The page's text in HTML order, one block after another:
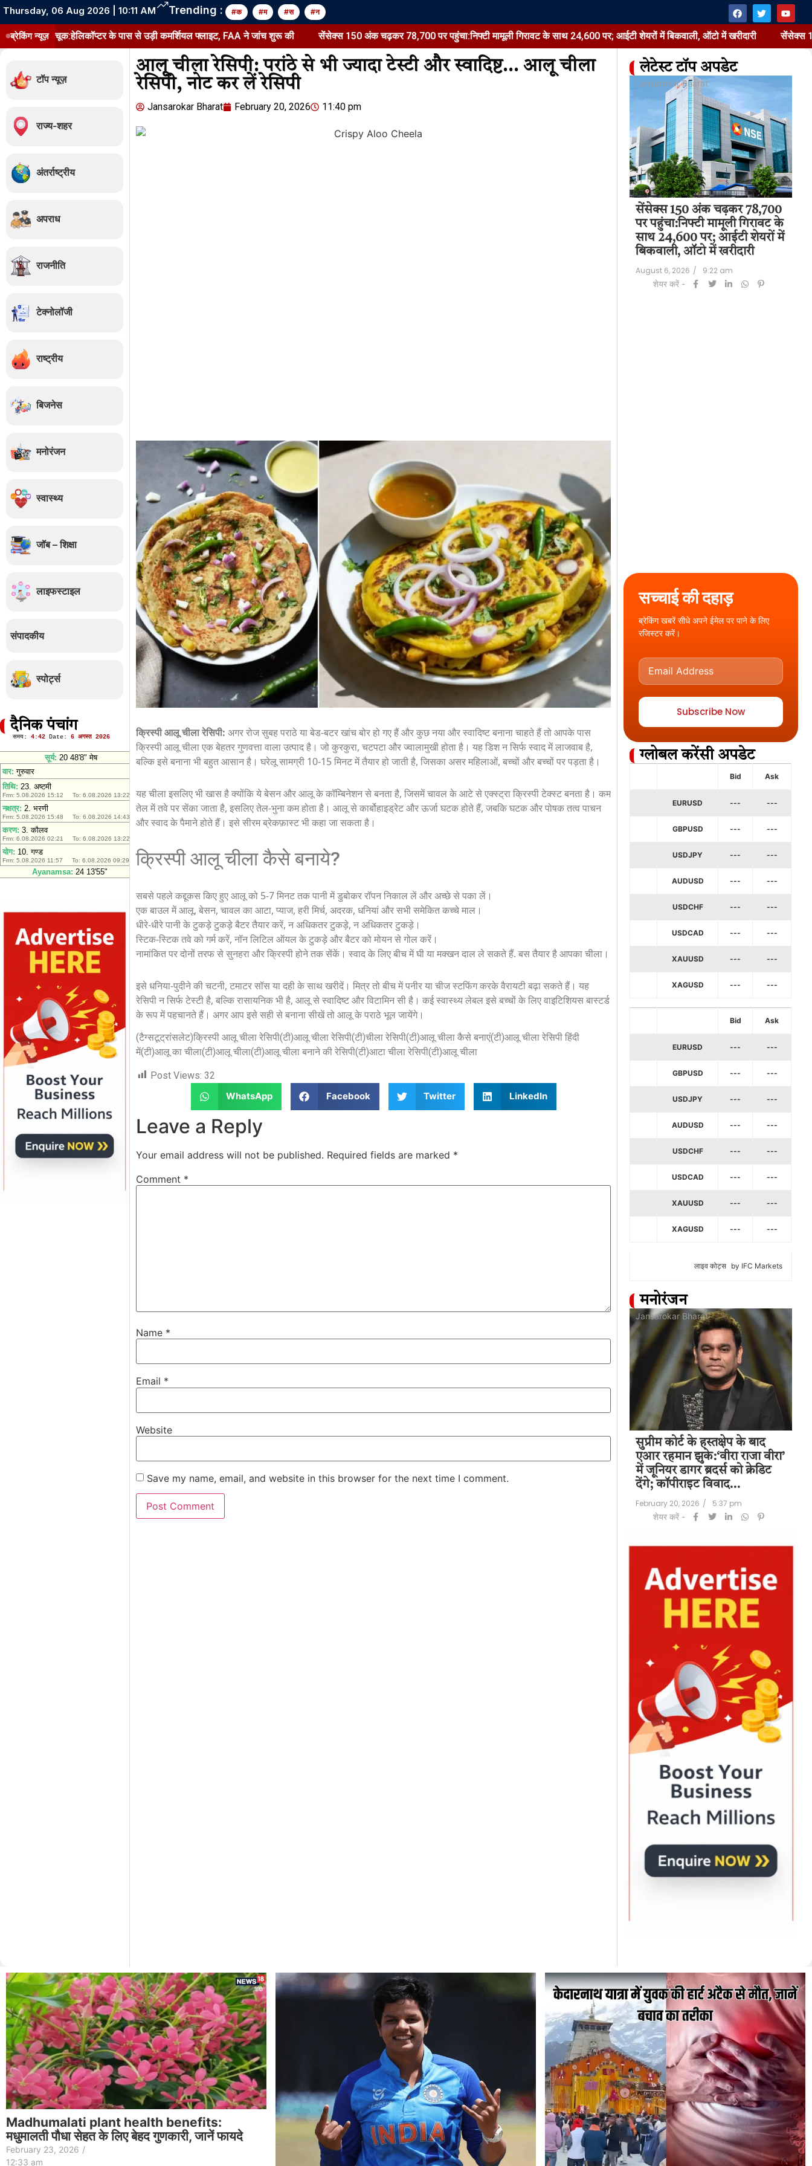
Thursday, 06 Aug 2026 | 10:11 AM Trending : #क #म #स #न
ब्रेकिंग न्यूज़
में चूक:हेलिकॉप्टर के पास से उड़ी कमर्शियल फ्लाइट, FAA ने जांच शुरू की सेंसेक्स 150 अंक चढ़कर 78,700 पर पहुंचा:निफ्टी मामूली गिरावट के साथ 24,600 पर; आईटी शेयरों में बिकवाली, ऑटो में खरीदारी सेंसेक्स 150 अंक चढ़कर
टॉप न्यूज़
राज्य-शहर
अंतर्राष्ट्रीय
अपराध
राजनीति
टेक्नोलॉजी
राष्ट्रीय
बिजनेस
मनोरंजन
स्वास्थ्य
जॉब – शिक्षा
लाइफस्टाइल
संपादकीय
स्पोर्ट्स
दैनिक पंचांग
आलू चीला रेसिपी: परांठे से भी ज्यादा टेस्टी और स्वादिष्ट… आलू चीला
रेसिपी, नोट कर लें रेसिपी
Jansarokar Bharat February 20, 2026 11:40 pm
क्रिस्पी आलू चीला रेसिपी: अगर रोज सुबह पराठे या बेड-बटर खांच बोर हो गए हैं और कुछ नया और स्वादिष्ट बनाना चाहते हैं तो आपके पास
क्रिस्पी आलू चीला एक बेहतर गुणवत्ता वाला उत्पाद है। जो कुरकुरा, चटपटा और ज्वालामुखी होता है। यह डिश न सिर्फ स्वाद में लाजवाब है,
बल्कि इसे बनाना भी बहुत आसान है। घरेलू सामग्री 10-15 मिनट में तैयार हो जाती है, जिसका असर महिलाओं, बच्चों और बच्चों पर पड़ता है।
यह चीला इसलिए भी खास है क्योंकि ये बेसन और आलू के कॉम्बिनेशन से बनता है, जिसमें चावल के आटे से एक्स्ट्रा क्रिस्पी टेक्स्ट बनता है। कम
तेल में तवे पर सेंका जाता है, इसलिए तेल-भुना कम होता है। आलू से कार्बोहाइड्रेट और ऊर्जा घटक होते हैं, जबकि घटक और पोषक तत्व पाचन
और स्वाद के पैमाने होते हैं। इसे सीरम ब्रेकफ़ास्ट भी कहा जा सकता है।
क्रिस्पी आलू चीला कैसे बनाये?
सबसे पहले कद्दूकस किए हुए आलू को 5-7 मिनट तक पानी में डुबोकर रॉपन निकाल लें और अच्छे से पका लें।
एक बाउल में आलू, बेसन, चावल का आटा, प्याज, हरी मिर्च, अदरक, धनियां और सभी समेकित कच्चे माल।
धीरे-धीरे पानी के टुकड़े टुकड़े बैटर तैयार करें, न अधिकतर टुकड़े, न अधिकतर टुकड़े।
स्टिक-स्टिक तवे को गर्म करें, नॉन लिटिल ऑयल के टुकड़े और बैटर को मोयन से गोल करें।
नामांकित पर दोनों तरफ से सुनहरा और क्रिस्पी होने तक सेंकें। स्वाद के लिए बीच में घी या मक्खन दाल ले सकते हैं. बस तैयार है आपका चीला।
इसे धनिया-पुदीने की चटनी, टमाटर सॉस या दही के साथ खरीदें। मित्र तो बीच में पनीर या चीज स्टफिंग करके वैरायटी बढ़ा सकते हैं। यह
रेसिपी न सिर्फ टेस्टी है, बल्कि रासायनिक भी है, आलू से स्वादिष्ट और विटामिन सी है। कई स्वास्थ्य लेबल इसे बच्चों के लिए वाइटिशियस बास्टर्ड
के रूप में पहचानते हैं। अगर आप इसे सही से बनाना सीखें तो आलू के पराठे भूल जायेंगे।
(टैग्सटूट्रांसलेट)क्रिस्पी आलू चीला रेसिपी(टी)आलू चीला रेसिपी(टी)चीला रेसिपी(टी)आलू चीला कैसे बनाएं(टी)आलू चीला रेसिपी हिंदी
में(टी)आलू का चीला(टी)आलू चीला(टी)आलू चीला बनाने की रेसिपी(टी)आटा चीला रेसिपी(टी)आलू चीला
Post Views: 32
WhatsApp
Facebook Twitter LinkedIn
Leave a Reply
Your email address will not be published. Required fields are marked *
Comment *
Name *
Email *
Website
Save my name, email, and website in this browser for the next time I comment.
लेटेस्ट टॉप अपडेट
Jansarokar Bharat
सेंसेक्स 150 अंक चढ़कर 78,700
पर पहुंचा:निफ्टी मामूली गिरावट के
साथ 24,600 पर; आईटी शेयरों में
बिकवाली, ऑटो में खरीदारी
August 6, 2026 /
9:22 am
शेयर करें -
सच्चाई की दहाड़
ब्रेकिंग खबरें सीधे अपने ईमेल पर पाने के लिए
रजिस्टर करें।
Subscribe Now
ग्लोबल करेंसी अपडेट
Bid Ask
EURUSD --- ---
GBPUSD --- ---
USDJPY --- ---
AUDUSD --- ---
USDCHF --- ---
USDCAD --- ---
XAUUSD --- ---
XAGUSD --- ---
Bid Ask
EURUSD --- ---
GBPUSD --- ---
USDJPY --- ---
AUDUSD --- ---
USDCHF --- ---
USDCAD --- ---
XAUUSD --- ---
XAGUSD --- ---
लाइव कोट्स by IFC Markets
मनोरंजन
देंगे; कॉपीराइट विवाद…
बड़ी कानूनी राहत:150 करोड़ रुपए
मिली बेल,…
Jansarokar Bharat
सुप्रीम कोर्ट के हस्तक्षेप के बाद
एआर रहमान झुके:‘वीरा राजा वीरा’
में जूनियर डागर ब्रदर्स को क्रेडिट
देंगे; कॉपीराइट विवाद…
February 20, 2026 /
5:37 pm
शेयर करें -
Madhumalati plant health benefits:
मधुमालती पौधा सेहत के लिए बेहद गुणकारी, जानें फायदे
February 23, 2026 /
12:33 am